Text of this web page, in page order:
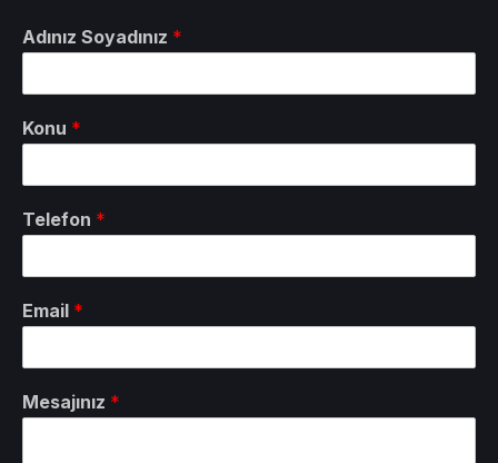
Adınız Soyadınız *
Konu *
Telefon *
Email *
Mesajınız *